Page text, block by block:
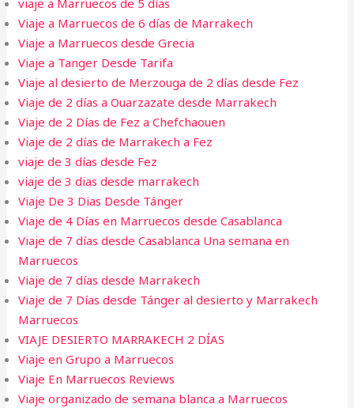
viaje a Marruecos de 5 días
Viaje a Marruecos de 6 días de Marrakech
Viaje a Marruecos desde Grecia
Viaje a Tanger Desde Tarifa​
Viaje al desierto de Merzouga de 2 días desde Fez
Viaje de 2 días a Ouarzazate desde Marrakech
Viaje de 2 Días de Fez a Chefchaouen
Viaje de 2 días de Marrakech a Fez
viaje de 3 días desde Fez
viaje de 3 dias desde marrakech
Viaje De 3 Dias Desde Tánger
Viaje de 4 Días en Marruecos desde Casablanca
Viaje de 7 días desde Casablanca Una semana en
Marruecos
Viaje de 7 días desde Marrakech
Viaje de 7 Días desde Tánger al desierto y Marrakech
Marruecos
VIAJE DESIERTO MARRAKECH 2 DÍAS
Viaje en Grupo a Marruecos
Viaje En Marruecos Reviews
Viaje organizado de semana blanca a Marruecos